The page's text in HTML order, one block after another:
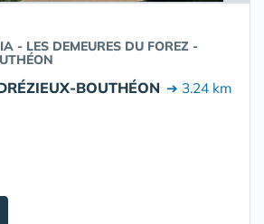
- LES DEMEURES DU FOREZ -
BOUTHÉON ➔ 3.24 km